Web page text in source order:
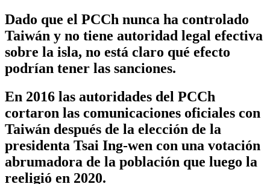
Dado que el PCCh nunca ha controlado
Taiwán y no tiene autoridad legal efectiva
sobre la isla, no está claro qué efecto
podrían tener las sanciones.
En 2016 las autoridades del PCCh
cortaron las comunicaciones oficiales con
Taiwán después de la elección de la
presidenta Tsai Ing-wen con una votación
abrumadora de la población que luego la
reeligió en 2020.